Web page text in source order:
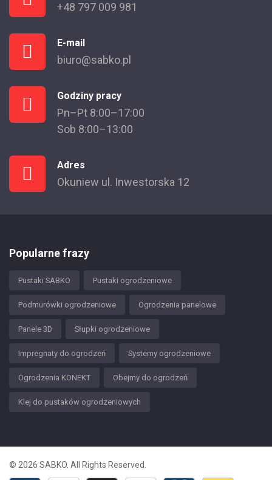
+48 797 009 981
E-mail
biuro@sabko.pl
Godziny pracy
Pn–Pt 8:00–17:00
Sob 8:00–13:00
Adres
Okuniew ul. Inwestorska 12
Popularne frazy
Pustaki SABKO Pustaki ogrodzeniowe
Podmurówki ogrodzeniowe Ogrodzenia panelowe
Panele 3D Słupki ogrodzeniowe
Impregnaty do ogrodzeń Systemy ogrodzeniowe
Ogrodzenia KONEKT Obejmy do ogrodzeń
Klej do pustaków ogrodzeniowych
© 2026 SABKO. All Rights Reserved.